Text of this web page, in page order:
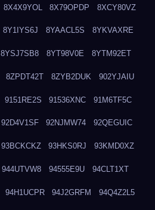
8X4X9YOL 8X79OPDP 8XCY80VZ
8Y1IYS6J 8YAACL5S 8YKVAXRE
8YSJ7SB8 8YT98V0E 8YTM92ET
8ZPDT42T 8ZYB2DUK 902YJAIU
9151RE2S 91536XNC 91M6TF5C
92D4V1SF 92NJMW74 92QEGUIC
93BCKCKZ 93HKS0RJ 93KMD0XZ
944UTVW8 94555E9U 94CLT1XT
94H1UCPR 94J2GRFM 94Q4Z2L5